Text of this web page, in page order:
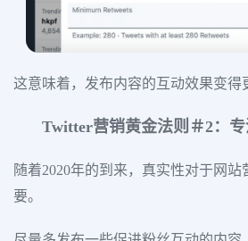
这意味着，发布内容的互动效果变得
Twitter营销黄金法则＃2：
随着2020年的到来，真实性对于网
要。